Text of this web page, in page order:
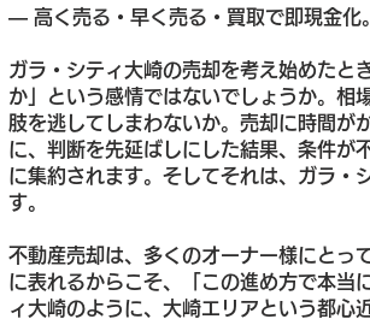
― 高く売る・早く売る・買取で即現金
ガラ・シティ大崎の売却を考え始めたと
か」という感情ではないでしょうか。相
肢を逃してしまわないか。売却に時間が
に、判断を先延ばしにした結果、条件が
に集約されます。そしてそれは、ガラ・
す。
不動産売却は、多くのオーナー様にとっ
に表れるからこそ、「この進め方で本当
ィ大崎のように、大崎エリアという都心